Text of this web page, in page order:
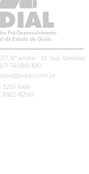
8º andar - St. Sul, Goiânia
74080-100
adial@adial.com.br
3213-1666
8200